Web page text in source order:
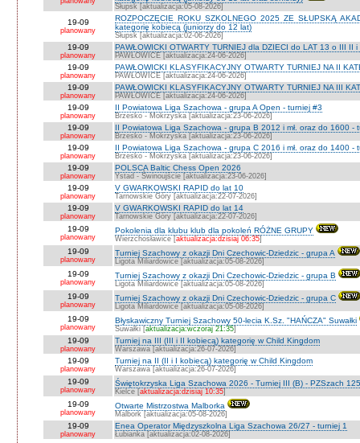
Słupsk [aktualizacja:05-08-2026]
19-09
planowany
ROZPOCZĘCIE ROKU SZKOLNEGO 2025 ZE SŁUPSKĄ
kategorię kobiecą (juniorzy do 12 lat)
Słupsk [aktualizacja:02-06-2026]
19-09
planowany
PAWŁOWICKI OTWARTY TURNIEJ dla DZIECI do LAT 13 o III II
PAWŁOWICE [aktualizacja:24-06-2026]
19-09
planowany
PAWŁOWICKI KLASYFIKACYJNY OTWARTY TURNIEJ NA II
PAWŁOWICE [aktualizacja:24-06-2026]
19-09
planowany
PAWŁOWICKI KLASYFIKACYJNY OTWARTY TURNIEJ NA III
PAWŁOWICE [aktualizacja:24-06-2026]
19-09
planowany
II Powiatowa Liga Szachowa - grupa A Open - turniej #3
Brzesko - Mokrzyska [aktualizacja:23-06-2026]
19-09
planowany
II Powiatowa Liga Szachowa - grupa B 2012 i mł. oraz do 1600 -
Brzesko - Mokrzyska [aktualizacja:23-06-2026]
19-09
planowany
II Powiatowa Liga Szachowa - grupa C 2016 i mł. oraz do 1400 -
Brzesko - Mokrzyska [aktualizacja:23-06-2026]
19-09
planowany
POLSCA Baltic Chess Open 2026
Ystad - Świnoujście [aktualizacja:23-06-2026]
19-09
planowany
V GWARKOWSKI RAPID do lat 10
Tarnowskie Góry [aktualizacja:22-07-2026]
19-09
planowany
V GWARKOWSKI RAPID do lat 14
Tarnowskie Góry [aktualizacja:22-07-2026]
19-09
planowany
Pokolenia dla klubu klub dla pokoleń RÓŻNE GRUPY
Wierzchosławice [aktualizacja:dzisiaj 06:35]
19-09
planowany
Turniej Szachowy z okazji Dni Czechowic-Dziedzic - grupa A
Ligota Miliardowice [aktualizacja:05-08-2026]
19-09
planowany
Turniej Szachowy z okazji Dni Czechowic-Dziedzic - grupa B
Ligota Miliardowice [aktualizacja:05-08-2026]
19-09
planowany
Turniej Szachowy z okazji Dni Czechowic-Dziedzic - grupa C
Ligota Miliardowice [aktualizacja:05-08-2026]
19-09
planowany
Błyskawiczny Turniej Szachowy 50-lecia K.Sz. "HAŃCZA" Suwałki
Suwałki [aktualizacja:wczoraj 21:35]
19-09
planowany
Turniej na III (III i II kobiecą) kategorię w Child Kingdom
Warszawa [aktualizacja:26-07-2026]
19-09
planowany
Turniej na II (II i I kobiecą) kategorię w Child Kingdom
Warszawa [aktualizacja:26-07-2026]
19-09
planowany
Świętokrzyska Liga Szachowa 2026 - Turniej III (B) - PZSzach
Kielce [aktualizacja:dzisiaj 10:35]
19-09
planowany
Otwarte Mistrzostwa Malborka
Malbork [aktualizacja:05-08-2026]
19-09
planowany
Enea Operator Międzyszkolna Liga Szachowa 26/27 - turniej 1
Łubianka [aktualizacja:02-08-2026]